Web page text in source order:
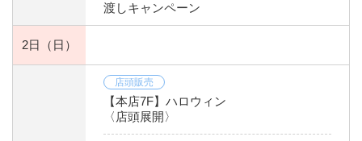
渡しキャンペーン
2日 （日）
店頭販売
【本店7F】ハロウィン
〈店頭展開〉